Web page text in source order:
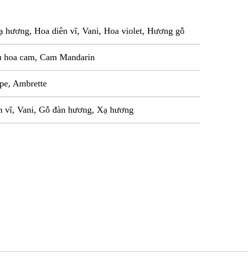
hương, Hoa diên vĩ, Vani, Hoa violet, Hương gỗ
hoa cam, Cam Mandarin
Ambrette
vĩ, Vani, Gỗ đàn hương, Xạ hương